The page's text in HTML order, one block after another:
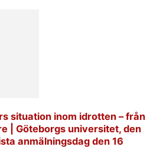
situation inom idrotten – från
| Göteborgs universitet, den
anmälningsdag den 16